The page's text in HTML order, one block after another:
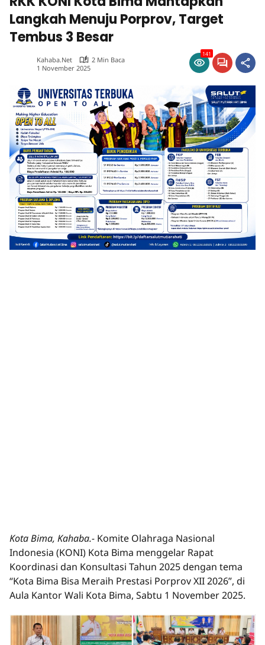
Langkah Menuju Porprov, Target
Tembus 3 Besar
Kahaba.net
2 Min Baca
1 November 2025
141
Kota Bima, Kahaba.- Komite Olahraga Nasional
Indonesia (KONI) Kota Bima menggelar Rapat
Koordinasi dan Konsultasi Tahun 2025 dengan tema
“Kota Bima Bisa Meraih Prestasi Porprov XII 2026”, di
Aula Kantor Wali Kota Bima, Sabtu 1 November 2025.